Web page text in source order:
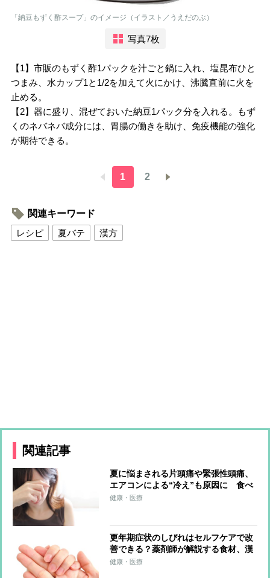
「納豆もずく酢スープ」のイメージ（イラスト／うえだのぶ）
写真7枚
【1】市販のもずく酢1パックを汁ごと鍋に入れ、塩昆布ひと
つまみ、水カップ1と1/2を加えて火にかけ、沸騰直前に火を
止める。
【2】器に盛り、混ぜておいた納豆1パック分を入れる。もず
くのネバネバ成分には、胃腸の働きを助け、免疫機能の強化
が期待できる。
1 2
関連キーワード
レシピ
夏バテ 漢方
関連記事
夏に悩まされる片頭痛や緊張性頭痛、
エアコンによる“冷え”も原因に 食べ
物や漢方でできる対策は？
健康・医療
更年期症状のしびれはセルフケアで改
善できる？薬剤師が解説する食材、漢
方薬による対策
健康・医療